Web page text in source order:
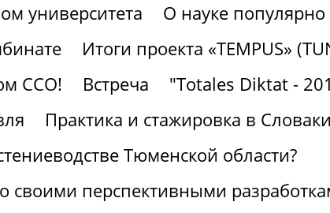
университета
О науке популярно
Итоги проекта «TEMPUS»
ССО! Встреча "Totales Diktat -
Практика и стажировка в
Тюменской области?
своими перспективными